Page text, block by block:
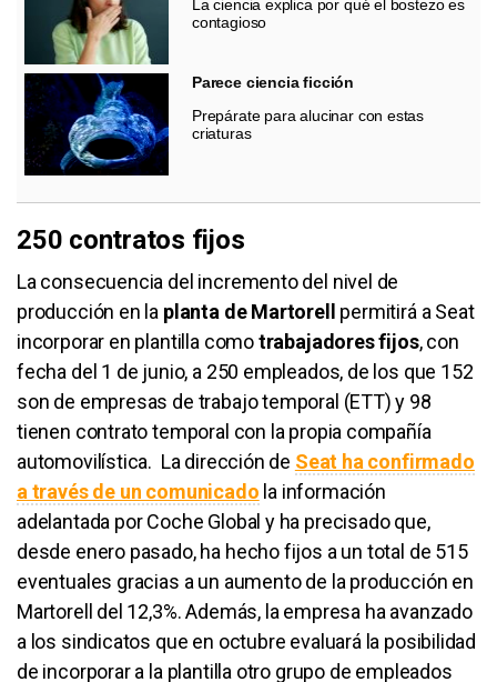
La ciencia explica por qué el bostezo es
contagioso
Parece ciencia ficción
Prepárate para alucinar con estas
criaturas
250 contratos fijos
La consecuencia del incremento del nivel de
producción en la planta de Martorell permitirá a Seat
incorporar en plantilla comotrabajadores fijos, con
fecha del 1 de junio, a 250 empleados, de los que 152
son de empresas de trabajo temporal (ETT) y 98
tienen contrato temporal con la propia compañía
automovilística. La dirección de Seat ha confirmado
a través de un comunicado la información
adelantada por Coche Global y ha precisado que,
desde enero pasado, ha hecho fijos a un total de 515
eventuales gracias a un aumento de la producción en
Martorell del 12,3%. Además, la empresa ha avanzado
a los sindicatos que en octubre evaluará la posibilidad
de incorporar a la plantilla otro grupo de empleados